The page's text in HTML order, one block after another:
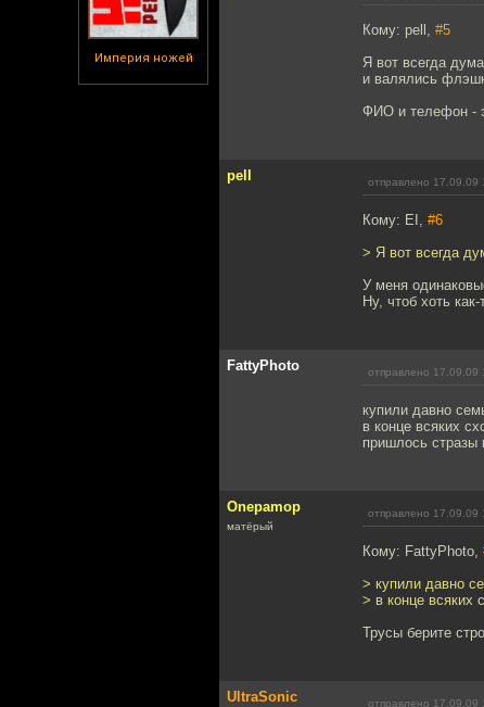
Империя ножей
Кому: pell, #5
Я вот всегда
и валялись
ФИО и телефон -
pell отправлено 17.09.09
Кому: EI, #6
> Я вот всегда
У меня
Ну, чтоб хоть
FattyPhoto отправлено 17.09.09
купили давно
в конце всяких
пришлось стразы
Onepamop
матёрый
отправлено 17.09.09
Кому: FattyPhoto,
> купили давно
> в конце всяких
Трусы берите
UltraSonic отправлено 17.09.09